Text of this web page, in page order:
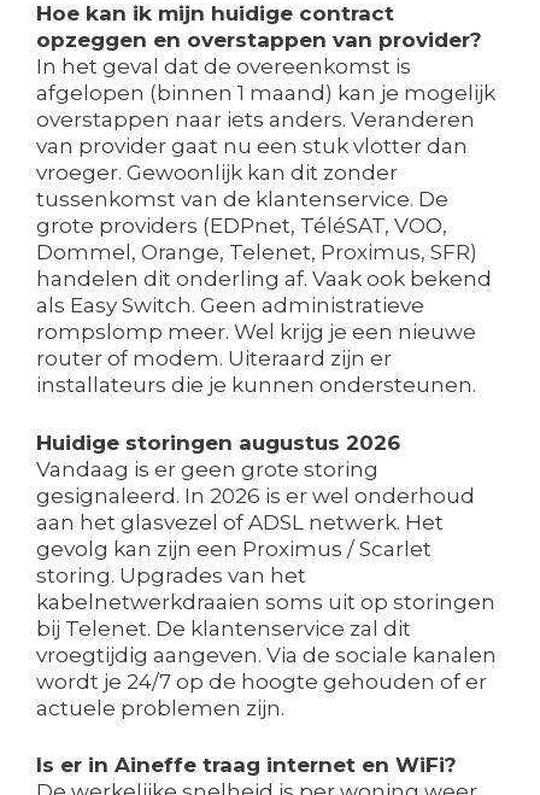
Hoe kan ik mijn huidige contract
opzeggen en overstappen van provider?
In het geval dat de overeenkomst is
afgelopen (binnen 1 maand) kan je mogelijk
overstappen naar iets anders. Veranderen
van provider gaat nu een stuk vlotter dan
vroeger. Gewoonlijk kan dit zonder
tussenkomst van de klantenservice. De
grote providers (EDPnet, TéléSAT, VOO,
Dommel, Orange, Telenet, Proximus, SFR)
handelen dit onderling af. Vaak ook bekend
als Easy Switch. Geen administratieve
rompslomp meer. Wel krijg je een nieuwe
router of modem. Uiteraard zijn er
installateurs die je kunnen ondersteunen.
Huidige storingen augustus 2026
Vandaag is er geen grote storing
gesignaleerd. In 2026 is er wel onderhoud
aan het glasvezel of ADSL netwerk. Het
gevolg kan zijn een Proximus / Scarlet
storing. Upgrades van het
kabelnetwerkdraaien soms uit op storingen
bij Telenet. De klantenservice zal dit
vroegtijdig aangeven. Via de sociale kanalen
wordt je 24/7 op de hoogte gehouden of er
actuele problemen zijn.
Is er in Aineffe traag internet en WiFi?